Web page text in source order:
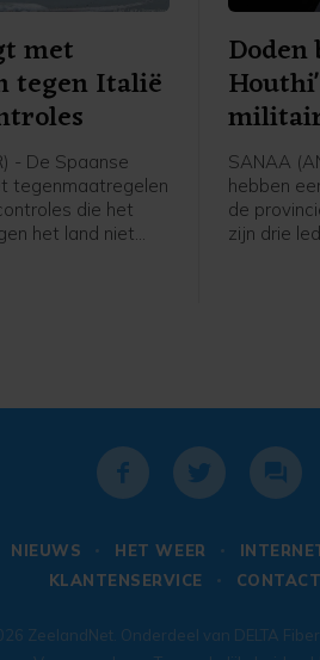
met
tegen Italië
- De Spaanse
tegenmaatregelen
die het
het land niet
SANAA
hebben
de
zijn drie
NIEUWS HET WEER
KLANTENSERVICE
CONTACT
ZeelandNet . Onderdeel van DELTA